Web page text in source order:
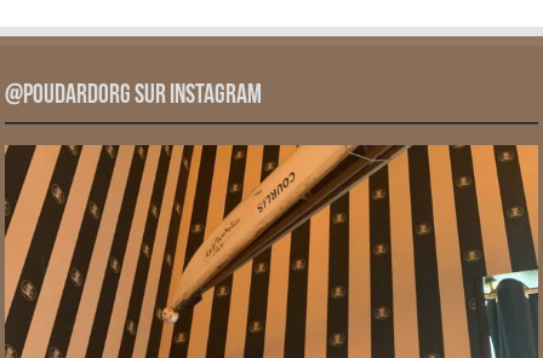
@PoudardOrg sur Instagram